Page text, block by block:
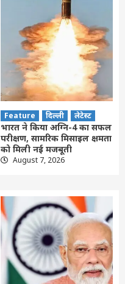
Feature दिल्ली लेटेस्ट
भारत ने किया अग्नि-4 का सफल
परीक्षण, सामरिक मिसाइल क्षमता
को मिली नई मजबूती
August 7, 2026